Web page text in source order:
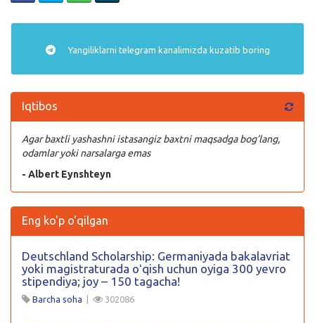
Yangiliklarni telegram kanalimizda kuzatib boring
Iqtibos
Agar baxtli yashashni istasangiz baxtni maqsadga bog’lang,
odamlar yoki narsalarga emas
- Albert Eynshteyn
Eng ko'p o'qilgan
Deutschland Scholarship: Germaniyada bakalavriat
yoki magistraturada oʻqish uchun oyiga 300 yevro
stipendiya; joy – 150 tagacha!
Barcha soha 302086